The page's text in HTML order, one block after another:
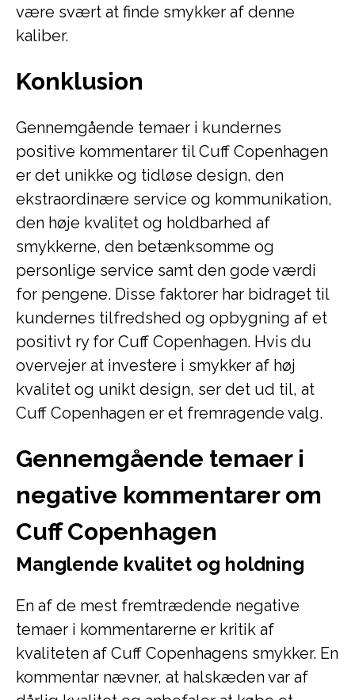
være svært at finde smykker af denne
kaliber.
Konklusion
Gennemgående temaer i kundernes
positive kommentarer til Cuff Copenhagen
er det unikke og tidløse design, den
ekstraordinære service og kommunikation,
den høje kvalitet og holdbarhed af
smykkerne, den betænksomme og
personlige service samt den gode værdi
for pengene. Disse faktorer har bidraget til
kundernes tilfredshed og opbygning af et
positivt ry for Cuff Copenhagen. Hvis du
overvejer at investere i smykker af høj
kvalitet og unikt design, ser det ud til, at
Cuff Copenhagen er et fremragende valg.
Gennemgående temaer i
negative kommentarer om
Cuff Copenhagen
Manglende kvalitet og holdning
En af de mest fremtrædende negative
temaer i kommentarerne er kritik af
kvaliteten af Cuff Copenhagens smykker. En
kommentar nævner, at halskæden var af